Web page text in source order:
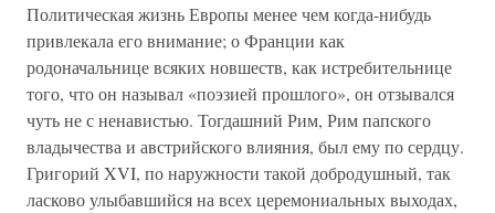
Политическая жизнь Европы менее чем когда-нибудь
привлекала его внимание; о Франции как
родоначальнице всяких новшеств, как истребительнице
того, что он называл «поэзией прошлого», он отзывался
чуть не с ненавистью. Тогдашний Рим, Рим папского
владычества и австрийского влияния, был ему по сердцу.
Григорий XVI, по наружности такой добродушный, так
ласково улыбавшийся на всех церемониальных выходах,